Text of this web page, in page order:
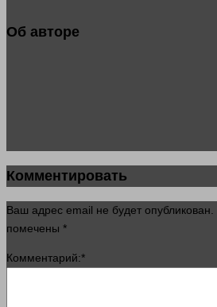
Об авторе
Комментировать
Ваш адрес email не будет опубликован.
помечены *
Комментарий:*